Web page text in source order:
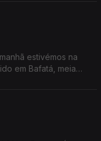
estivémos na
em Bafatá, meia